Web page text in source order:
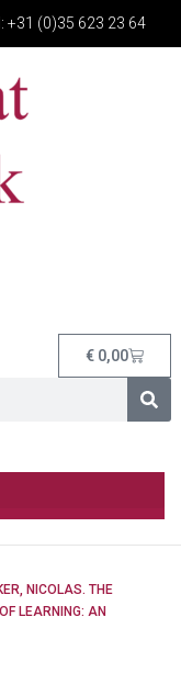
+31 (0)35 623 23 64
€ 0,00
NICOLAS. THE
LEARNING: AN